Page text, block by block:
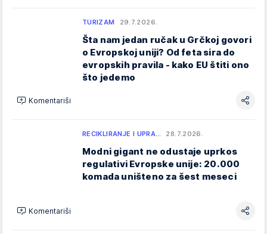
TURIZAM 29.7.2026.
Šta nam jedan ručak u Grčkoj govori
o Evropskoj uniji? Od feta sira do
evropskih pravila - kako EU štiti ono
što jedemo
Komentariši
RECIKLIRANJE I UPRA… 28.7.2026.
Modni gigant ne odustaje uprkos
regulativi Evropske unije: 20.000
komada uništeno za šest meseci
Komentariši